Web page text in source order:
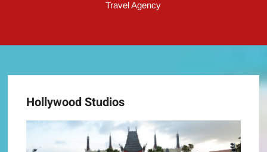
Travel Agency
Hollywood Studios